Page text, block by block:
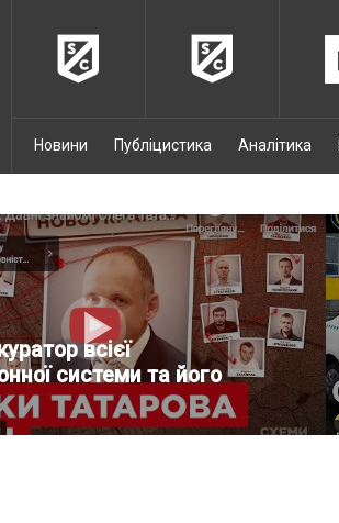
Новини Публіцистика Аналітика
всієї
системи та його